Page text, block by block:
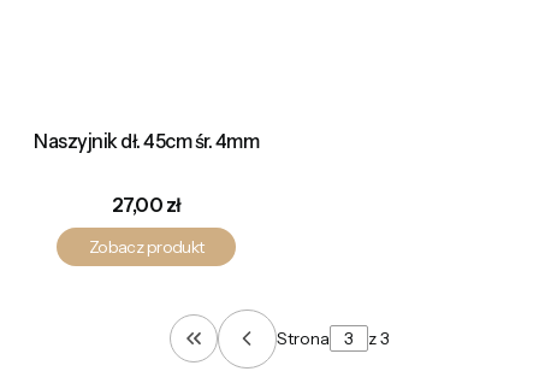
Naszyjnik dł. 45cm śr. 4mm
Cena
27,00 zł
Zobacz produkt
Wróć do pierwszej strony z
Strona z 3